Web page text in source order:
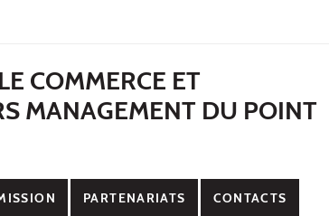
COMMERCE ET
MANAGEMENT DU POINT
PARTENARIATS CONTACTS